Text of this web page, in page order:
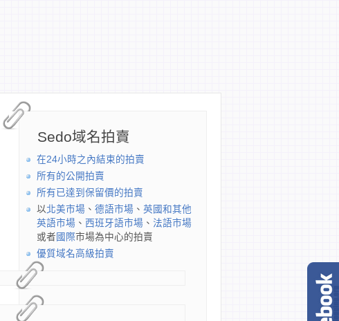
Sedo域名拍賣
在24小時之內結束的拍賣
所有的公開拍賣
所有已達到保留價的拍賣
以北美市場 、 德語市場 、 英國和其他
英語市場 、 西班牙語市場 、 法語市場
或者 國際市場為中心的拍賣
優質域名高級拍賣